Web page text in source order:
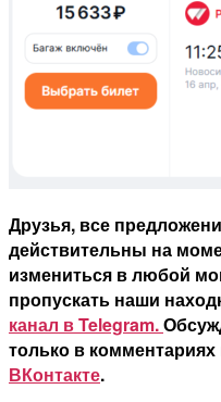
Друзья, все
действительны на
измениться в любой
пропускать наши
канал в Telegram.
только в
ВКонтакте.